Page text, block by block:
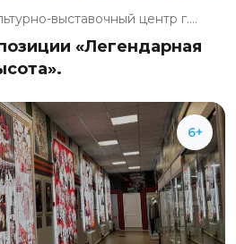
выставочный центр г....
«Легендарная
6+